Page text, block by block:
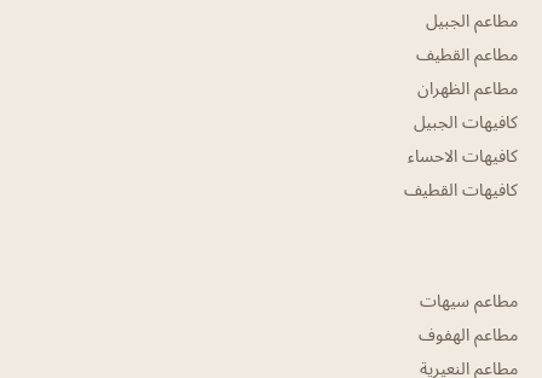
مطاعم الجبيل
مطاعم القطيف
مطاعم الظهران
كافيهات الجبيل
كافيهات الاحساء
كافيهات القطيف
مطاعم سيهات
مطاعم الهفوف
مطاعم النعيرية